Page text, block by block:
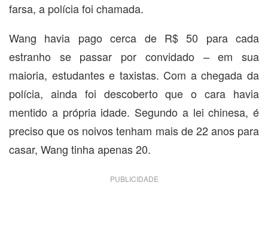
farsa, a polícia foi chamada.
Wang havia pago cerca de R$ 50 para cada
estranho se passar por convidado – em sua
maioria, estudantes e taxistas. Com a chegada da
polícia, ainda foi descoberto que o cara havia
mentido a própria idade. Segundo a lei chinesa, é
preciso que os noivos tenham mais de 22 anos para
casar, Wang tinha apenas 20.
PUBLICIDADE